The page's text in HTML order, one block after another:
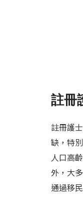
註冊
註冊護
缺，特
人口高
外，大
通過移